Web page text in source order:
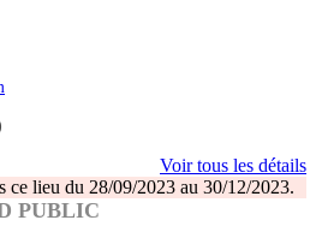
Voir tous les détails
ce lieu du 28/09/2023 au 30/12/2023.
PUBLIC